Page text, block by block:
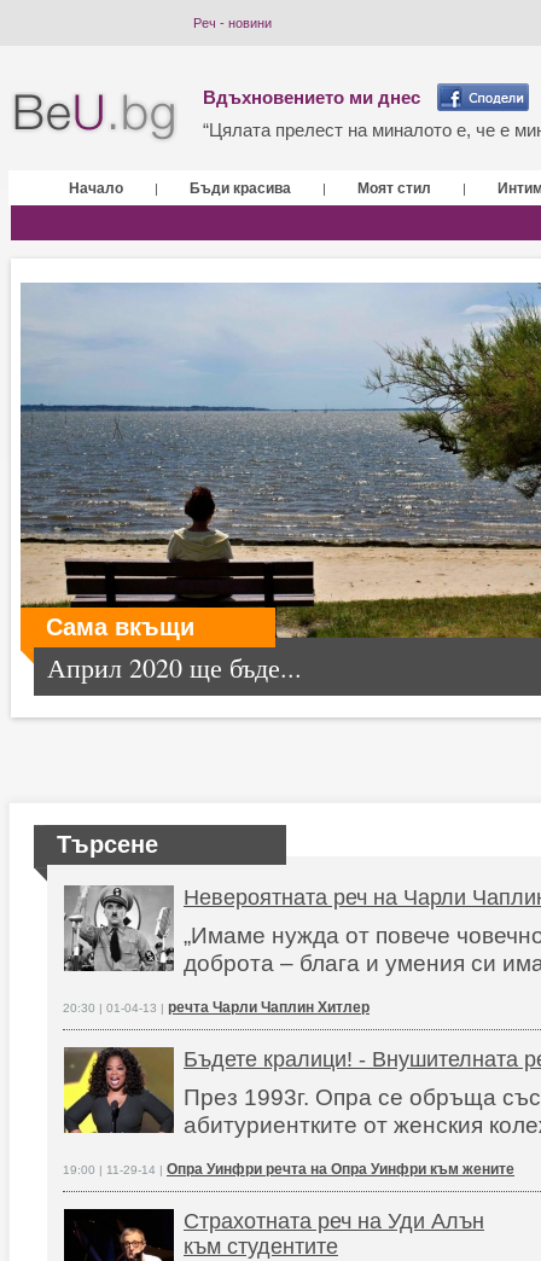
Реч - новини
Вдъхновението ми днес
“Цялата прелест на миналото е, че е
Начало | Бъди красива | Моят стил |
Сама вкъщи
Април 2020 ще бъде...
Търсене
Невероятната реч на Чарли
„Имаме нужда от повече
доброта – блага и умения си
20:30 | 01-04-13 | речта Чарли Чаплин Хитлер
Бъдете кралици! - Внушителната
През 1993г. Опра се обръща
абитуриентките от женския
19:00 | 11-29-14 | Опра Уинфри речта на Опра Уинфри към жените
Страхотната реч на Уди Алън
към студентите